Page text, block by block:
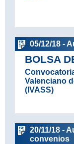
05/12/18 -
BOLSA
Valenciano
(IVASS)
20/11/18 -
convenios